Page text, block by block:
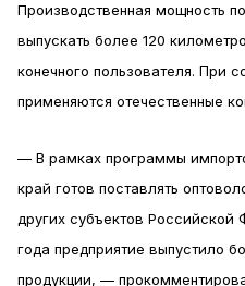
Производственная мощность
выпускать более 120
конечного пользователя. При
применяются отечественные
— В рамках программы
край готов поставлять
других субъектов
года предприятие выпустило
продукции, —